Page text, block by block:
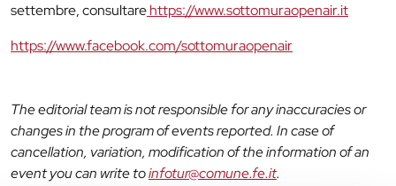
settembre, consultarehttps://www.sottomuraopenair.it
https://www.facebook.com/sottomuraopenair
The editorial team is not responsible for any inaccuracies or
changes in the program of events reported. In case of
cancellation, variation, modification of the information of an
event you can write toinfotur@comune.fe.it.